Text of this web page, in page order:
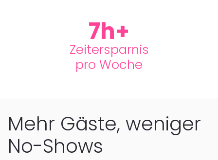
7h+
Zeitersparnis
pro Woche
Mehr Gäste, weniger
No-Shows